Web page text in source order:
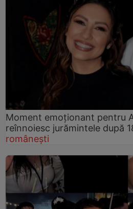
Moment emoționant pentru
reînnoiesc jurămintele după
românești